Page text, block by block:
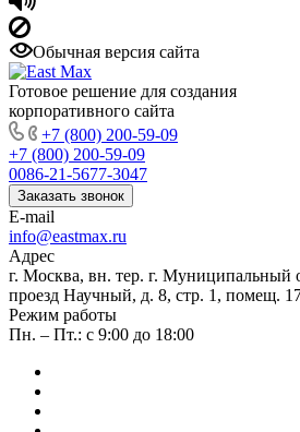
Обычная версия сайта
Готовое решение для создания
корпоративного сайта
+7 (800) 200-59-09
+7 (800) 200-59-09
0086-21-5677-3047
Заказать звонок
E-mail
info@eastmax.ru
Адрес
г. Москва, вн. тер. г. Муниципальный
проезд Научный, д. 8, стр. 1, помещ.
Режим работы
Пн. – Пт.: с 9:00 до 18:00